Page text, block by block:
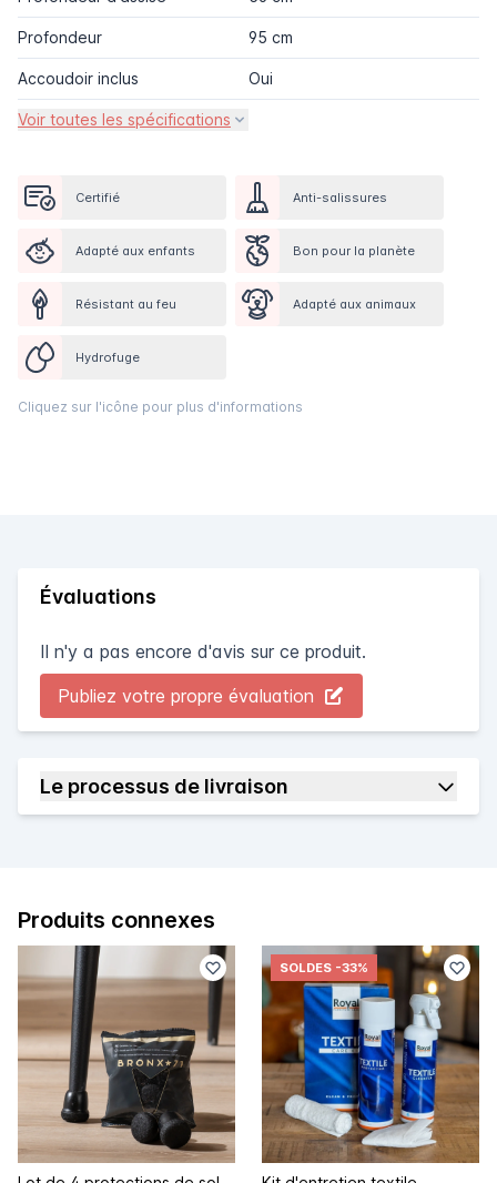
Profondeur 95 cm
Accoudoir inclus Oui
Voir toutes les spécifications
Certifié Anti-salissures
Adapté aux enfants Bon pour la planète
Résistant au feu Adapté aux animaux
Hydrofuge
Cliquez sur l'icône pour plus d'informations
Évaluations
Il n'y a pas encore d'avis sur ce produit.
Publiez votre propre évaluation
Le processus de livraison
Produits connexes
SOLDES -33%